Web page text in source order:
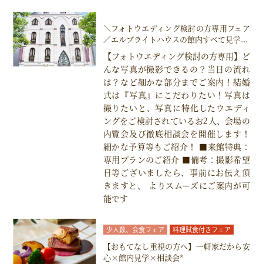
＼フォトウエディング検討の方専用フェア
／エルブライトハウスの館内すべて見学...
【フォトウエディング検討の方専用】ど
んな写真が撮影できるの？当日の流れ
は？など細かな部分までご案内！結婚
式は『写真』にこだわりたい！写真は
撮りたいと、写真に特化したウエディ
ングをご検討されているお2人、会場の
内覧会及び徹底相談会を開催します！
細かな予算等もご紹介！ ■来館特典：
専用プランのご紹介 ■備考：撮影希望
日等ございましたら、事前にお伝え頂
きますと、 よりスムーズにご案内が可
能です
少人数、会食フェア 料理試食付きフェア
【おもてなし重視の方へ】一軒家だから安
心×館内見学×相談会*